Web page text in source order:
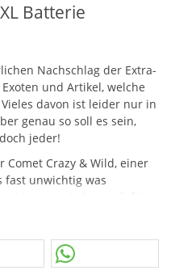
Batterie
Nachschlag der Extra-
und Artikel, welche
davon ist leider nur in
genau so soll es sein,
jeder!
Crazy & Wild, einer
fast unwichtig was
immer wieder auch für